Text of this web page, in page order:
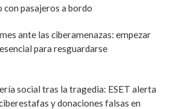
con pasajeros a bordo
ante las ciberamenazas: empezar
para resguardarse
social tras la tragedia: ESET alerta
y donaciones falsas en